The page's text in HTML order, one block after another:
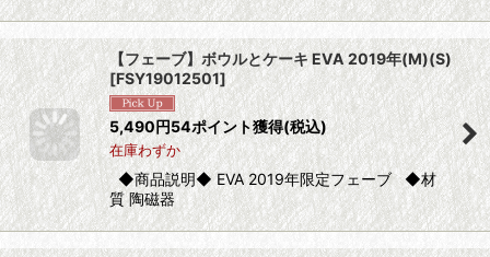
【フェーブ】ボウルとケーキ EVA 2019年(M)(S)
[FSY19012501]
5,490円54ポイント獲得(税込)
在庫わずか
◆商品説明◆ EVA 2019年限定フェーブ ◆材
質 陶磁器